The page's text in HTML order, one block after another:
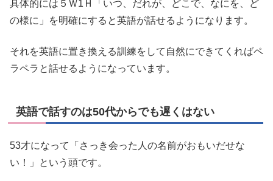
具体的には５Ｗ1Ｈ「いつ、だれが、どこで、なにを、ど
の様に」を明確にすると英語が話せるようになります。
それを英語に置き換える訓練をして自然にできてくればペ
ラペラと話せるようになっています。
英語で話すのは50代からでも遅くはない
53才になって「さっき会った人の名前がおもいだせな
い！」という頭です。